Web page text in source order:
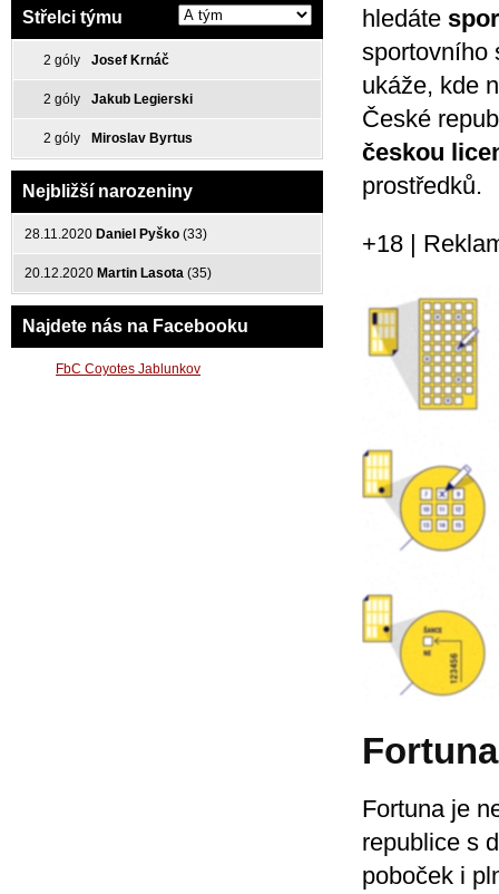
hledáte
sportovního
ukáže, kde
České
českou
prostředků.
+18 |
Fortuna je
republice s
poboček i
Střelci týmu
2 góly Josef Krnáč
2 góly Jakub Legierski
2 góly Miroslav Byrtus
Nejbližší narozeniny
28.11.2020 Daniel Pyško (33)
20.12.2020 Martin Lasota (35)
Najdete nás na Facebooku
FbC Coyotes Jablunkov